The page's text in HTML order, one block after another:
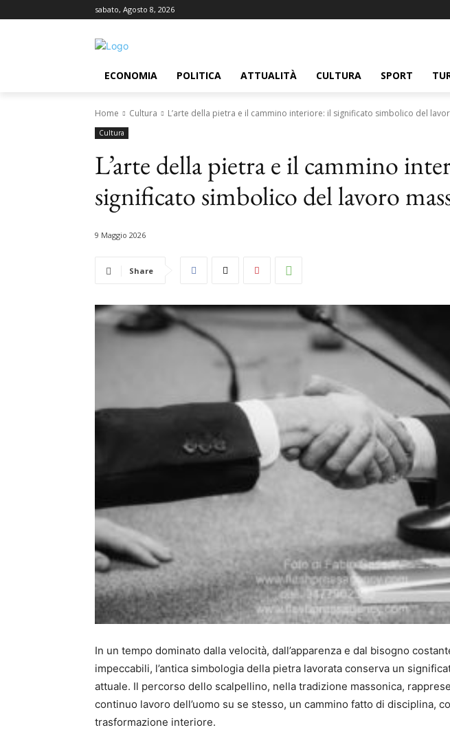
sabato, Agosto 8, 2026
ECONOMIA POLITICA ATTUALITÀ CULTURA SPORT
Home Cultura L’arte della pietra e il cammino interiore: il significato simbolico del
Cultura
L’arte della pietra e il cammino
significato simbolico del lavoro
9 Maggio 2026
Share
In un tempo dominato dalla velocità, dall’apparenza e dal bisogno
impeccabili, l’antica simbologia della pietra lavorata conserva un
attuale. Il percorso dello scalpellino, nella tradizione massonica,
continuo lavoro dell’uomo su se stesso, un cammino fatto di disciplina,
trasformazione interiore.